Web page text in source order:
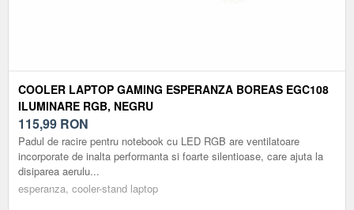
COOLER LAPTOP GAMING ESPERANZA BOREAS EGC108
ILUMINARE RGB, NEGRU
115,99 RON
Padul de racire pentru notebook cu LED RGB are ventilatoare
incorporate de inalta performanta si foarte silentioase, care ajuta la
disiparea aerulu...
esperanza, cooler-stand laptop